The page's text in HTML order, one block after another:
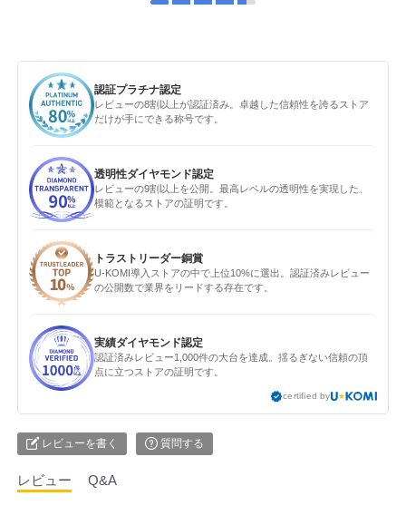
認証プラチナ認定
レビューの8割以上が認証済み。卓越した信頼性を誇るストア
だけが手にできる称号です。
透明性ダイヤモンド認定
レビューの9割以上を公開。最高レベルの透明性を実現した、
模範となるストアの証明です。
トラストリーダー銅賞
U-KOMI導入ストアの中で上位10%に選出。認証済みレビュー
の公開数で業界をリードする存在です。
実績ダイヤモンド認定
認証済みレビュー1,000件の大台を達成。揺るぎない信頼の頂
点に立つストアの証明です。
certified by
レビューを書く 質問する
レビュー Q&A